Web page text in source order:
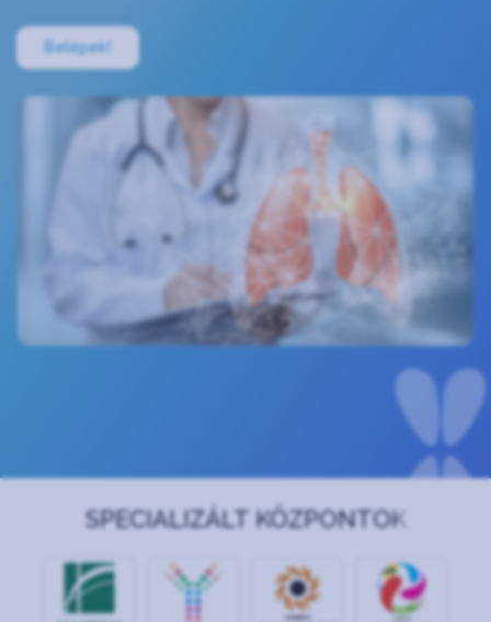
Belépek!
SPECIALIZÁLT KÖZPONTOK